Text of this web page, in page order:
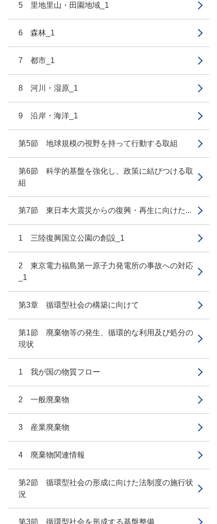
5 里地里山・田園地域_1
6 森林_1
7 都市_1
8 河川・湿原_1
9 沿岸・海洋_1
第5節 地球規模の視野を持って行動する取組
第6節 科学的基盤を強化し、政策に結びつける取
組
第7節 東日本大震災からの復興・再生に向けた...
1 三陸復興国立公園の創設_1
2 東京電力福島第一原子力発電所の事故への対応
_1
第3章 循環型社会の構築に向けて
第1節 廃棄物等の発生、循環的な利用及び処分の
現状
1 我が国の物質フロー
2 一般廃棄物
3 産業廃棄物
4 廃棄物関連情報
第2節 循環型社会の形成に向けた法制度の施行状
況
第3節 循環型社会を形成する基盤整備